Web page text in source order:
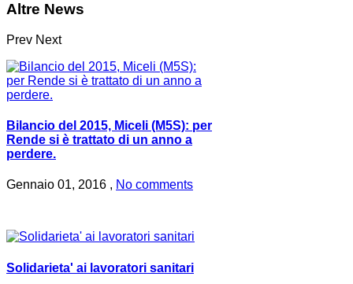
Altre News
Prev Next
Bilancio del 2015, Miceli (M5S): per
Rende si è trattato di un anno a
perdere.
Gennaio 01, 2016 , No comments
Solidarieta' ai lavoratori sanitari